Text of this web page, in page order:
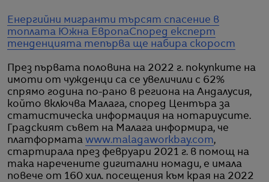
Енергийни мигранти търсят спасение в
топлата Южна ЕвропаСпоред експерт
тенденцията тепърва ще набира скорост
През първата половина на 2022 г. покупките на
имоти от чужденци са се увеличили с 62%
спрямо година по-рано в региона на Андалусия,
който включва Малага, според Центъра за
статистическа информация на нотариусите.
Градският съвет на Малага информира, че
платформата www.malagaworkbay.com,
стартирала през февруари 2021 г. в помощ на
така наречените дигитални номади, е имала
повече от 160 хил. посещения към края на 2022